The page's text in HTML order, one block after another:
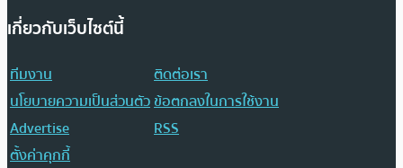
เกี่ยวกับเว็บไซต์นี้
ทีมงาน
ติดต่อเรา
นโยบายความเป็นส่วนตัวข้อตกลงในการใช้งาน
Advertise
RSS
ตั้งค่าคุกกี้